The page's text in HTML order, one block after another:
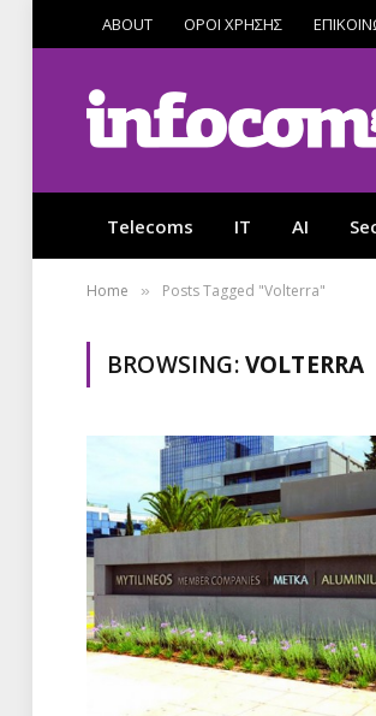
ABOUT ΟΡΟΙ ΧΡΗΣΗΣ
Telecoms IT AI
Home » Posts Tagged "Volterra"
BROWSING:VOLTERRA